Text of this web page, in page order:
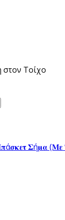
Τοίχο
𝚺ή𝛍𝛂 (𝚳𝛆